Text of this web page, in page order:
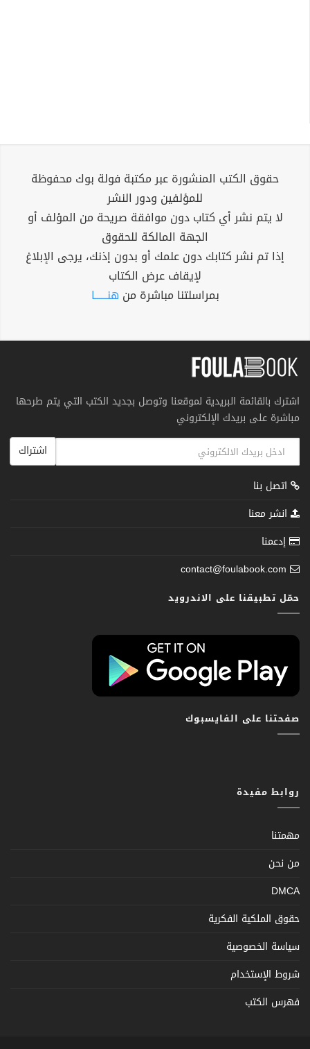
حقوق الكتب المنشورة عبر مكتبة فولة بوك محفوظة
للمؤلفين ودور النشر
لا يتم نشر أي كتاب دون موافقة صريحة من المؤلف أو
الجهة المالكة للحقوق
إذا تم نشر كتابك دون علمك أو بدون إذنك، يرجى الإبلاغ
لإيقاف عرض الكتاب
بمراسلتنا مباشرة من هنــــــا
اشترك بالقائمة البريدية لموقعنا وتوصل بجديد الكتب التي يتم طرحها
مباشرة على بريدك الإلكتروني
اشتراك
اتصل بنا
انشر معنا
إدعمنا
contact@foulabook.com
حمّل تطبيقنا على الاندرويد
صفحتنا على الفايسبوك
روابط مفيدة
مهمتنا
من نحن
DMCA
حقوق الملكية الفكرية
سياسة الخصوصية
شروط الإستخدام
فهرس الكتب